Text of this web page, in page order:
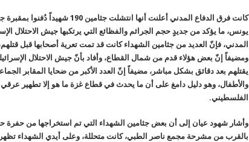
كانت فرق الدفاع المدني أعلنت أنها
يونس، ما يؤكد من جديدٍ حجم الجرائم والفظائع التي يرتكبها جيش الاحتلال
المدني، فإنّ العديد من جثامين الشهداء كانت قد تمت تعرية أصحابها قبل
ومضيفاً إنّ بعض هؤلاء قدم من شمال القطاع، وأفاد بأنّ جيش الاحتلال
يقتلهم بعد دقائق بشكل مباشر، مضيفاً إنّ العدد الأكبر من ضحايا المقابر
والأطفال، وهو دليل دامغ على أن ما يحدث في قطاع غزة ما هو إلا تطهير
الفلسطيني.
وأشار شهود عيان إلى أن بعض جثامين الشهداء التي تم استخراجها من حفرة
بالقرب من مشرحة مجمع ناصر الطبي، كانت متحللة، وعلى أيدي الشهداء تظهر